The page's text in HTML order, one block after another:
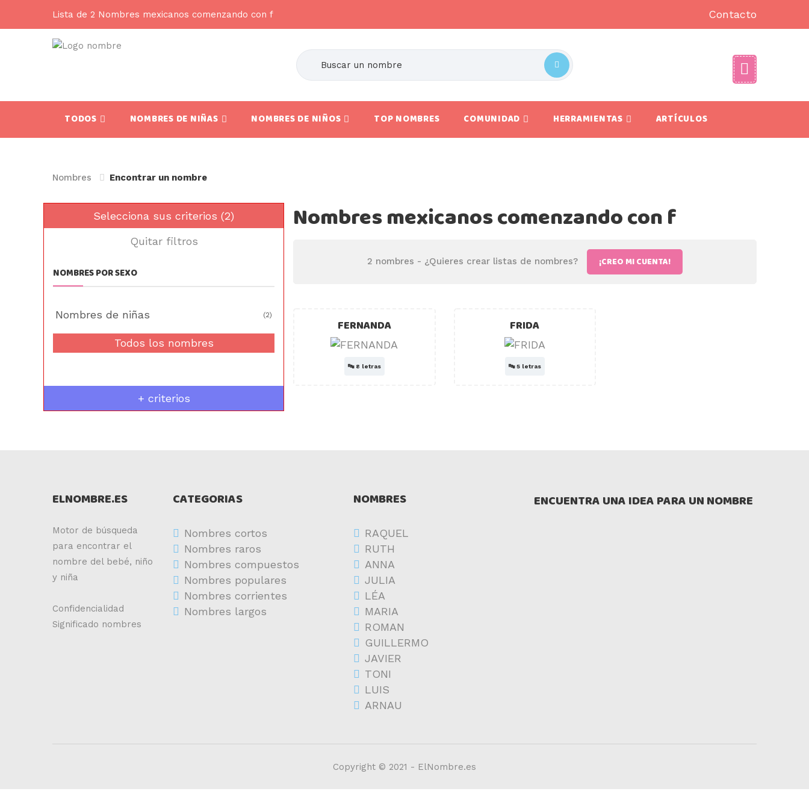
Lista de 2 Nombres mexicanos comenzando con f Contacto
TODOS NOMBRES DE NIÑAS NOMBRES DE NIÑOS TOP NOMBRES COMUNIDAD HERRAMIENTAS ARTÍCULOS
Nombres Encontrar un nombre
Selecciona sus criterios (2)
Quitar filtros
NOMBRES POR SEXO
Nombres de niñas (2)
Todos los nombres
+ criterios
Nombres mexicanos comenzando con f
2 nombres - ¿Quieres crear listas de nombres? ¡CREO MI CUENTA!
FERNANDA
🔤 8 letras
FRIDA
🔤5 letras
ELNOMBRE.ES
Motor de búsqueda
para encontrar el
nombre del bebé, niño
y niña
Confidencialidad
Significado nombres
CATEGORIAS
Nombres cortos
Nombres raros
Nombres compuestos
Nombres populares
Nombres corrientes
Nombres largos
NOMBRES
RAQUEL
RUTH
ANNA
JULIA
LÉA
MARIA
ROMAN
GUILLERMO
JAVIER
TONI
LUIS
ARNAU
ENCUENTRA UNA IDEA PARA UN NOMBRE
Copyright © 2021 - ElNombre.es